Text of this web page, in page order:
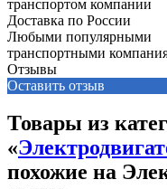
Доставка по России
Любыми популярными
транспортными
Отзывы
Оставить отзыв
Товары из
«
похожие на